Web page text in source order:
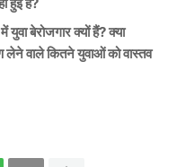
बेरोजगार क्यों हैं? क्या
वाले कितने युवाओं को वास्तव